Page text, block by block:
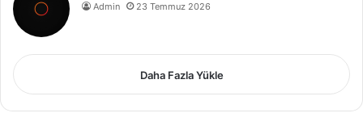
Admin 23 Temmuz 2026
Daha Fazla Yükle